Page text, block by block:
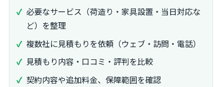
必要なサービス（荷造り・家具設置・当日対応な
ど）を整理
複数社に見積もりを依頼（ウェブ・訪問・電話）
見積もり内容・口コミ・評判を比較
契約内容や追加料金、保障範囲を確認